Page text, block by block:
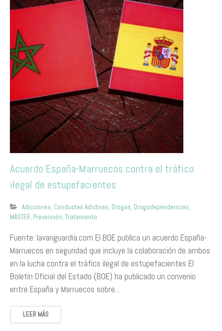
Acuerdo España-Marruecos contra el tráfico
ilegal de estupefacientes
Adicciones, Conductas Adictivas, Drogas, Drogodependencias,
MÁSTER, Prevención, Tratamiento
Fuente: lavanguardia.com El BOE publica un acuerdo España-
Marruecos en seguridad que incluye la colaboración de ambos
en la lucha contra el tráfico ilegal de estupefacientes El
Boletín Oficial del Estado (BOE) ha publicado un convenio
entre España y Marruecos sobre…
LEER MÁS